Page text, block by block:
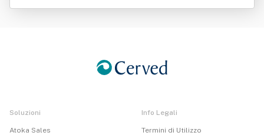
Soluzioni
Atoka Sales
Info Legali
Termini di Utilizzo